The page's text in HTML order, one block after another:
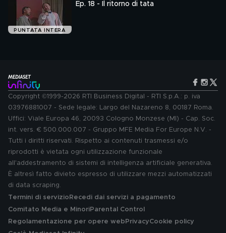
PUNTATA INTERA
Ep. 18 - Il ritorno di tata
Copyright ©1999-2026 RTI Business Digital - RTI S.p.A.: p. iva
03976881007 - Sede legale: Largo del Nazareno 8, 00187 Roma.
Uffici: Viale Europa 46, 20093 Cologno Monzese (MI) - Cap. Soc.
int. vers. € 500.000.007 - Gruppo MFE Media For Europe N.V. -
Tutti i diritti riservati. Rispetto ai contenuti trasmessi e/o
riprodotti è vietata ogni utilizzazione funzionale
all'addestramento di sistemi di intelligenza artificiale generativa.
È altresì fatto divieto espresso di utilizzare mezzi automatizzati
di data scraping.
Termini di servizio Recedi dai servizi a pagamento
Comitato Media e MinoriParental Control
Regolamentazione per opere web PrivacyCookie policy